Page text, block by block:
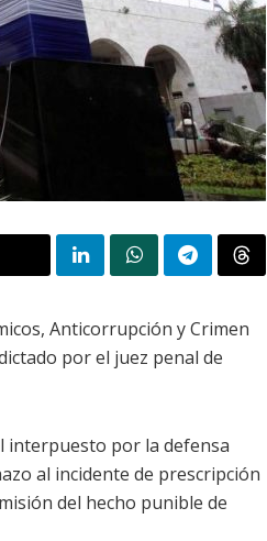
Anticorrupción y Crimen
por el juez penal de
interpuesto por la defensa
al incidente de prescripción
del hecho punible de